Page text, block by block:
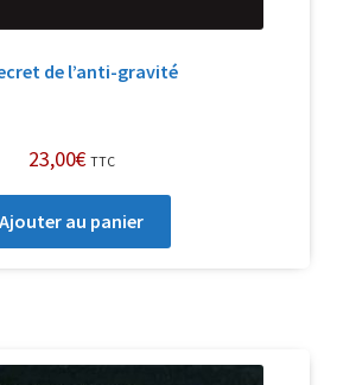
de l’anti-gravité
23,00€ TTC
Ajouter au panier